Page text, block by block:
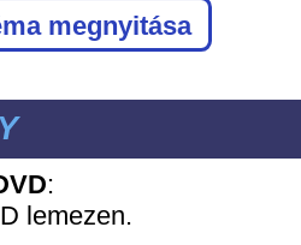
megnyitása
:
lemezen.